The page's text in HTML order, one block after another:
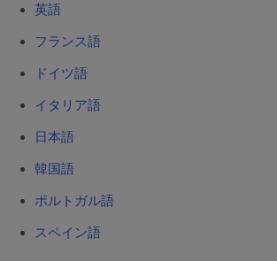
英語
フランス語
ドイツ語
イタリア語
日本語
韓国語
ポルトガル語
スペイン語